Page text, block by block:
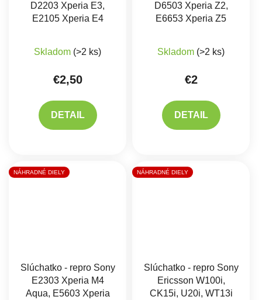
D2203 Xperia E3,
E2105 Xperia E4
Skladom (>2 ks)
€2,50
DETAIL
D6503 Xperia Z2,
E6653 Xperia Z5
Skladom (>2 ks)
€2
DETAIL
NÁHRADNÉ DIELY
Slúchatko - repro Sony
E2303 Xperia M4
Aqua, E5603 Xperia
NÁHRADNÉ DIELY
Slúchatko - repro Sony
Ericsson W100i,
CK15i, U20i, WT13i